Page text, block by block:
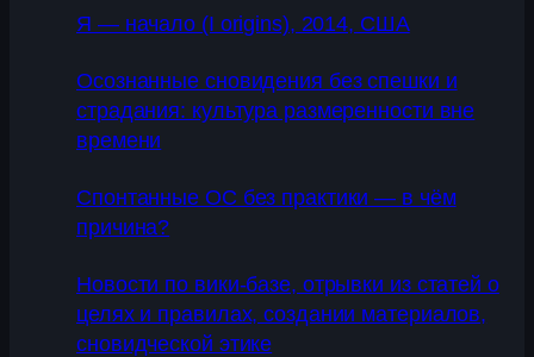
Я — начало (I origins), 2014, США
Осознанные сновидения без спешки и
страдания: культура размеренности вне
времени
Спонтанные ОС без практики — в чём
причина?
Новости по вики-базе, отрывки из статей о
целях и правилах, создании материалов,
сновидческой этике